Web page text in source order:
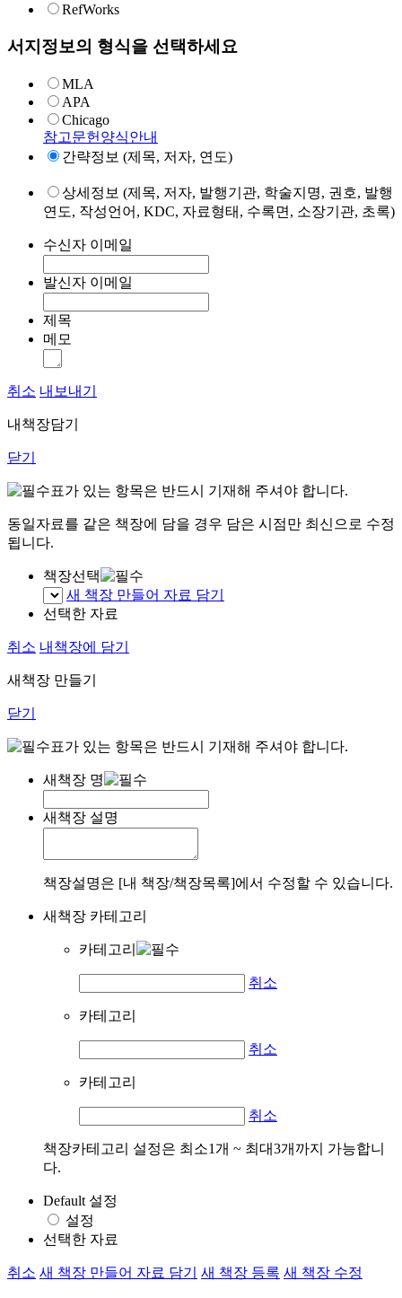
RefWorks
서지정보의 형식을 선택하세요
MLA
APA
Chicago
참고문헌양식안내
간략정보 (제목, 저자, 연도)
상세정보 (제목, 저자, 발행기관, 학술지명, 권호, 발행
연도, 작성언어, KDC, 자료형태, 수록면, 소장기관, 초록)
수신자 이메일
발신자 이메일
제목
메모
취소 내보내기
내책장담기
닫기
표가 있는 항목은 반드시 기재해 주셔야 합니다.
동일자료를 같은 책장에 담을 경우 담은 시점만 최신으로 수정
됩니다.
책장선택
새 책장 만들어 자료 담기
선택한 자료
취소 내책장에 담기
새책장 만들기
닫기
표가 있는 항목은 반드시 기재해 주셔야 합니다.
새책장 명
새책장 설명
책장설명은 [내 책장/책장목록]에서 수정할 수 있습니다.
새책장 카테고리
카테고리
취소
카테고리
취소
카테고리
취소
책장카테고리 설정은 최소1개 ~ 최대3개까지 가능합니
다.
Default 설정
설정
선택한 자료
취소 새 책장 만들어 자료 담기 새 책장 등록 새 책장 수정